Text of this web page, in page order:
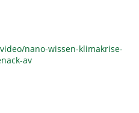
nano-wissen-klimakrise-
av